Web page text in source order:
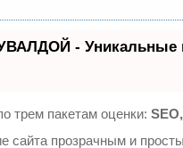
- Уникальные
трем пакетам оценки:
сайта прозрачным и